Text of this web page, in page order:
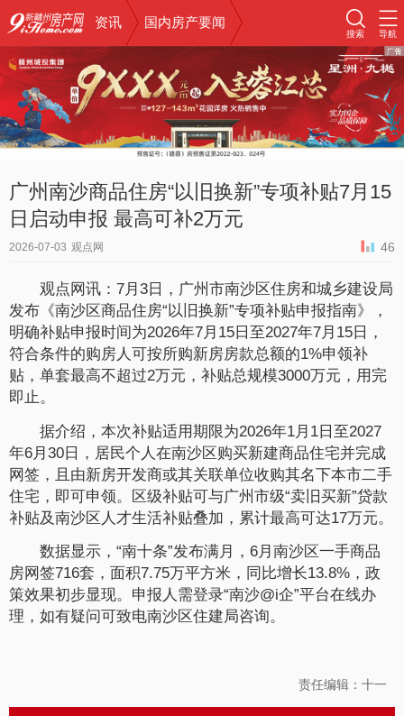
资讯 国内房产要闻
搜索 导航
广州南沙商品住房“以旧换新”专项补贴7月15
日启动申报 最高可补2万元
2026-07-03 观点网 46
观点网讯：7月3日，广州市南沙区住房和城乡建设局
发布《南沙区商品住房“以旧换新”专项补贴申报指南》，
明确补贴申报时间为2026年7月15日至2027年7月15日，
符合条件的购房人可按所购新房房款总额的1%申领补
贴，单套最高不超过2万元，补贴总规模3000万元，用完
即止。
据介绍，本次补贴适用期限为2026年1月1日至2027
年6月30日，居民个人在南沙区购买新建商品住宅并完成
网签，且由新房开发商或其关联单位收购其名下本市二手
住宅，即可申领。区级补贴可与广州市级“卖旧买新”贷款
补贴及南沙区人才生活补贴叠加，累计最高可达17万元。
数据显示，“南十条”发布满月，6月南沙区一手商品
房网签716套，面积7.75万平方米，同比增长13.8%，政
策效果初步显现。申报人需登录“南沙@i企”平台在线办
理，如有疑问可致电南沙区住建局咨询。
责任编辑：十一